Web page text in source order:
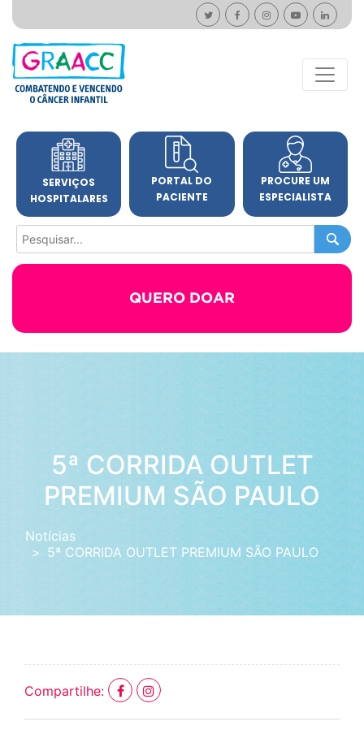
SERVIÇOS
HOSPITALARES
PORTAL DO
PACIENTE
PROCURE UM
ESPECIALISTA
QUERO DOAR
5ª CORRIDA OUTLET
PREMIUM SÃO PAULO
Notícias
5ª CORRIDA OUTLET PREMIUM SÃO PAULO
Compartilhe: